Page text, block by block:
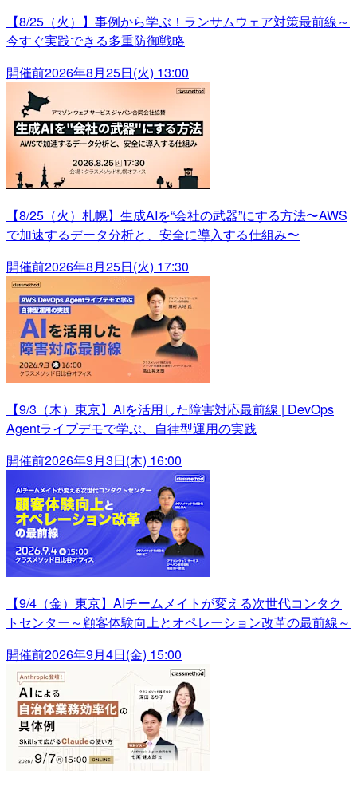
【8/25（火）】事例から学ぶ！ランサムウェア対策最前線～
今すぐ実践できる多重防御戦略
開催前2026年8月25日(火) 13:00
【8/25（火）札幌】生成AIを“会社の武器”にする方法〜AWS
で加速するデータ分析と、安全に導入する仕組み〜
開催前2026年8月25日(火) 17:30
【9/3（木）東京】AIを活用した障害対応最前線 | DevOps
Agentライブデモで学ぶ、自律型運用の実践
開催前2026年9月3日(木) 16:00
【9/4（金）東京】AIチームメイトが変える次世代コンタク
トセンター～顧客体験向上とオペレーション改革の最前線～
開催前2026年9月4日(金) 15:00